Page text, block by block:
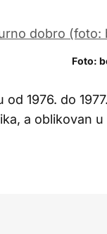
Foto:
od 1976. do
a oblikovan